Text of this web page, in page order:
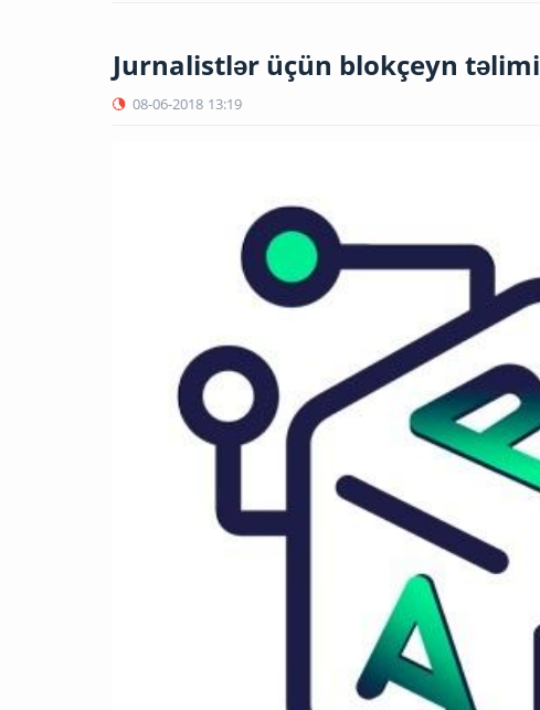
Jurnalistlər üçün blokçeyn
08-06-2018 13:19